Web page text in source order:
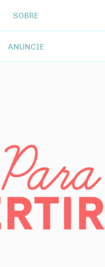
SOBRE
ANUNCIE